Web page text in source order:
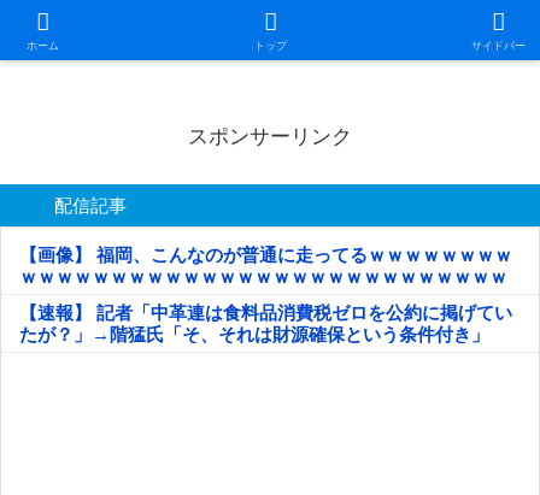
ホーム トップ サイドバー
日本第一！ニュース録
スポンサーリンク
配信記事
【画像】 福岡、こんなのが普通に走ってるｗｗｗｗｗｗｗｗ
ｗｗｗｗｗｗｗｗｗｗｗｗｗｗｗｗｗｗｗｗｗｗｗｗｗｗｗ
ｗｗｗｗｗ
【速報】 記者「中革連は食料品消費税ゼロを公約に掲げてい
たが？」→階猛氏「そ、それは財源確保という条件付き」